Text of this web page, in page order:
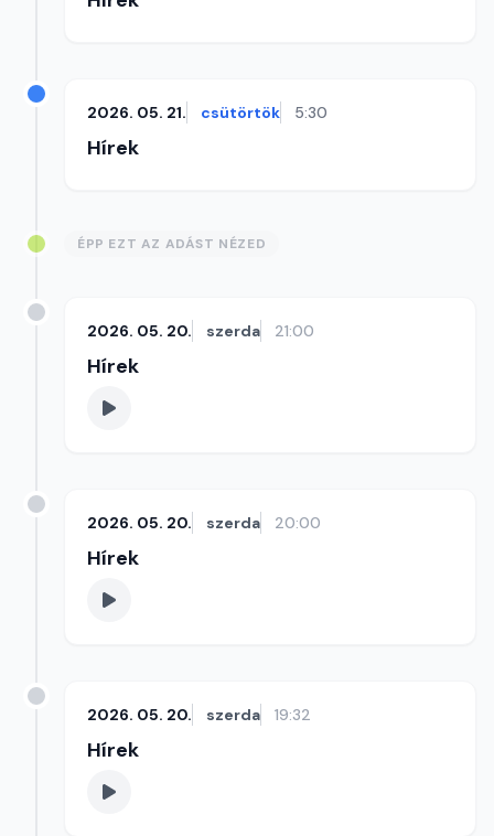
2026. 05. 21. csütörtök 5:30
Hírek
ÉPP EZT AZ ADÁST NÉZED
2026. 05. 20. szerda 21:00
Hírek
2026. 05. 20. szerda 20:00
Hírek
2026. 05. 20. szerda 19:32
Hírek